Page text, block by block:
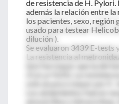
de resistencia de H. Pylori.
además la relación entre la
los pacientes, sexo,
usado para testear
dilución ).
Se evaluaron 3439 E-tests
La resistencia al